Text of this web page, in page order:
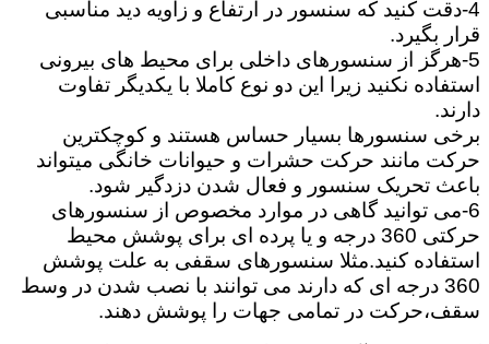
4-دقت کنید که سنسور در ارتفاع و زاویه دید مناسبی
قرار بگیرد.
5-هرگز از سنسورهای داخلی برای محیط های بیرونی
استفاده نکنید زیرا این دو نوع کاملا با یکدیگر تفاوت
دارند.
برخی سنسورها بسیار حساس هستند و کوچکترین
حرکت مانند حرکت حشرات و حیوانات خانگی میتواند
باعث تحریک سنسور و فعال شدن دزدگیر شود.
6-می توانید گاهی در موارد مخصوص از سنسورهای
حرکتی 360 درجه و یا پرده ای برای پوشش محیط
استفاده کنید.مثلا سنسورهای سقفی به علت پوشش
360 درجه ای که دارند می توانند با نصب شدن در وسط
سقف،حرکت در تمامی جهات را پوشش دهند.